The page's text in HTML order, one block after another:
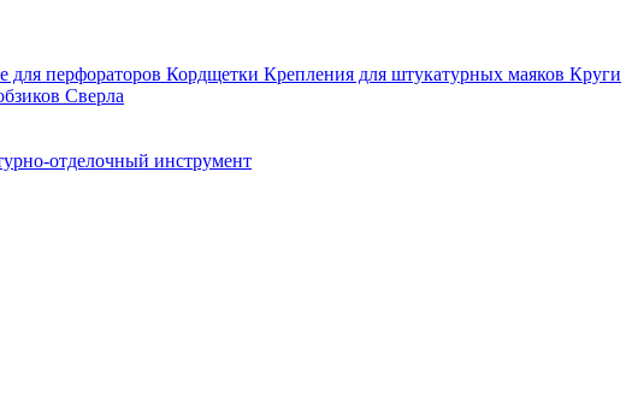
перфораторов Кордщетки Крепления для штукатурных маяков Круги
Сверла
отделочный инструмент